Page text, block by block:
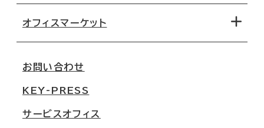
路線・駅から探す
移転コストシミュレーション
移転スケジュール
オフィス移転Q&A
オフィスマーケット
大阪
名古屋
お問い合わせ
KEY-PRESS
サービスオフィス